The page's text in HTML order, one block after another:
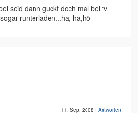
seid dann guckt doch mal bei tv
runterladen...ha, ha,hö
11. Sep. 2008 | Antworten